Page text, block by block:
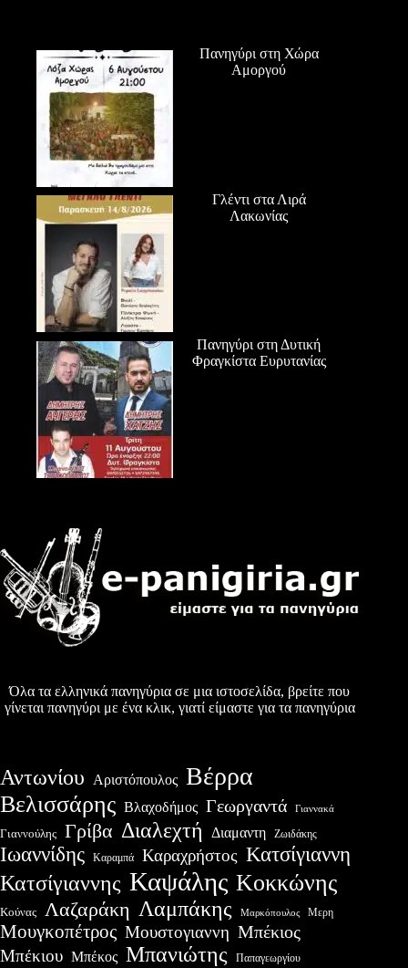
Πανηγύρι στη Χώρα
Αμοργού
Γλέντι στα Λιρά
Λακωνίας
Πανηγύρι στη Δυτική
Φραγκίστα Ευρυτανίας
Όλα τα ελληνικά πανηγύρια σε μια ιστοσελίδα, βρείτε που
γίνεται πανηγύρι με ένα κλικ, γιατί είμαστε για τα πανηγύρια
Αντωνίου Αριστόπουλος Βέρρα
Βελισσάρης Βλαχοδήμος Γεωργαντά Γιαννακά
Γιαννούλης Γρίβα Διαλεχτή Διαμαντη Ζωιδάκης
Ιωαννίδης Καραμπά Καραχρήστος Κατσίγιαννη
Κατσίγιαννης Καψάλης Κοκκώνης
Κούνας Λαζαράκη Λαμπάκης Μαρκόπουλος Μερη
Μουγκοπέτρος Μουστογιαννη Μπέκιος
Μπέκιου Μπέκος Μπανιώτης Παπαγεωργίου